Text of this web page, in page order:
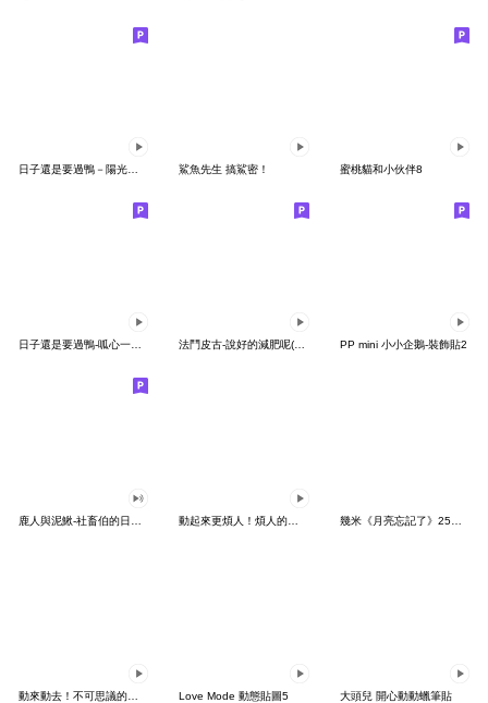
鯊魚先生 搞鯊密！ 蜜桃貓和小伙伴8
日子還是要過鴨-呱心一下鴨 法鬥皮古-說好的減肥呢(第15彈) PP mini 小小企鵝-裝飾貼2
幾米《月亮忘記了》25周年 x 晴天P莉
Love Mode 動態貼圖5 大頭兒 開心動動蠟筆貼